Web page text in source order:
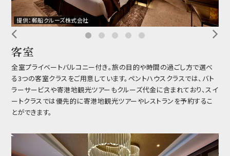
客室
全室プライベートバルコニー付き。旅の目的や時間の過ごし方で選べ
る3つの客室クラスをご用意しています。ペントハウスクラスでは、バト
ラーサービスや寄港地観光ツアーもクルーズ代金に含まれており、スイ
ートクラスでは優先的に寄港地観光ツアーやレストランを予約するこ
とができます。
提供：郵船クルーズ株式会社